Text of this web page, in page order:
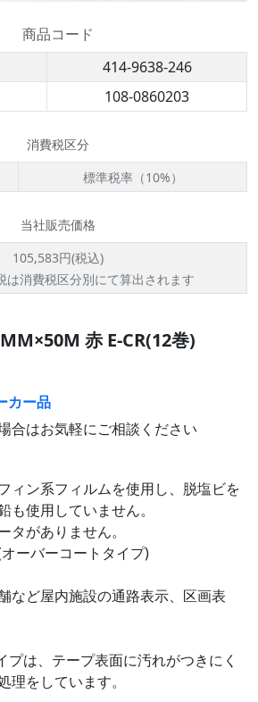
商品コード
414-9638-246
108-0860203
消費税区分
標準税率（10%）
当社販売価格
105,583円(税込)
消費税区分別にて算出されます
赤 E-CR(12巻)
カー品
合はお気軽にご相談ください
ィン系フィルムを使用し、脱塩ビを
も使用していません。
タがありません。
ーバーコートタイプ)
など屋内施設の通路表示、区画表
は、テープ表面に汚れがつきにく
理をしています。